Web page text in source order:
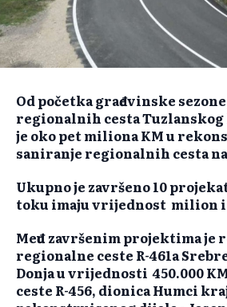
Od početka građevinske
regionalnih cesta
je oko pet miliona KM u
saniranje regionalnih cesta
Ukupno je završeno 10
toku imaju vrijednost milion i
Među završenim projektima
regionalne ceste R-461a
Donja u vrijednosti 450.000
ceste R-456, dionica Humci